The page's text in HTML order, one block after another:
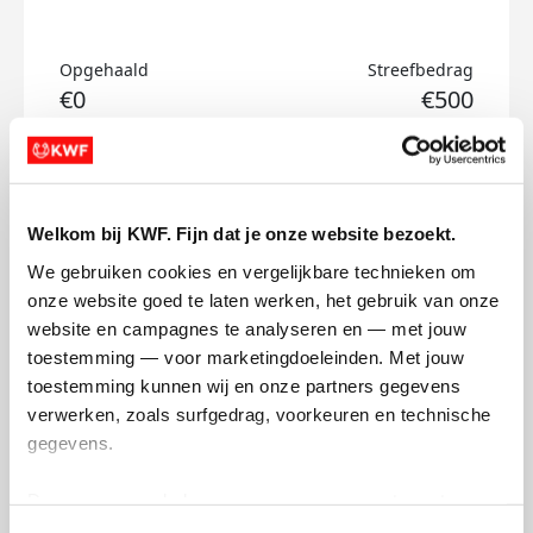
Welkom bij KWF. Fijn dat je onze website bezoekt.
We gebruiken cookies en vergelijkbare technieken om
onze website goed te laten werken, het gebruik van onze
website en campagnes te analyseren en — met jouw
toestemming — voor marketingdoeleinden. Met jouw
toestemming kunnen wij en onze partners gegevens
verwerken, zoals surfgedrag, voorkeuren en technische
gegevens.
Opgehaald
€0
Streefbedrag
€500
Doneer
Ayse's badges